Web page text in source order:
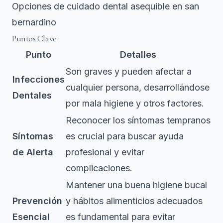
Opciones de cuidado dental asequible en san
bernardino
Puntos Clave
Punto Detalles
Infecciones
Dentales
Son graves y pueden afectar a
cualquier persona, desarrollándose
por mala higiene y otros factores.
Síntomas
de Alerta
Reconocer los síntomas tempranos
es crucial para buscar ayuda
profesional y evitar
complicaciones.
Prevención
Esencial
Mantener una buena higiene bucal
y hábitos alimenticios adecuados
es fundamental para evitar